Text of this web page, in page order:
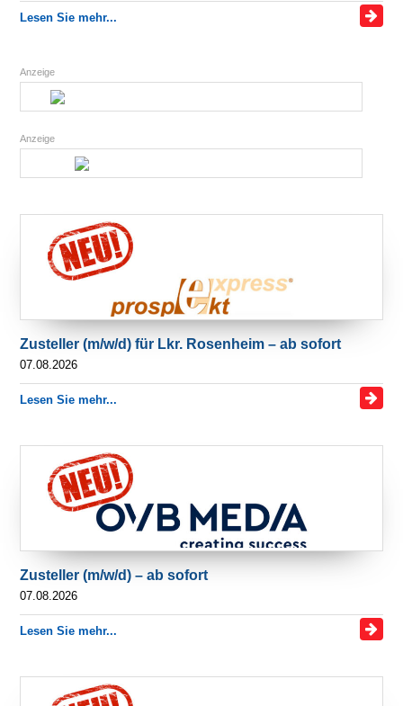
Lesen Sie mehr...
Anzeige
Anzeige
Zusteller (m/w/d) für Lkr. Rosenheim – ab sofort
07.08.2026
Lesen Sie mehr...
Zusteller (m/w/d) – ab sofort
07.08.2026
Lesen Sie mehr...